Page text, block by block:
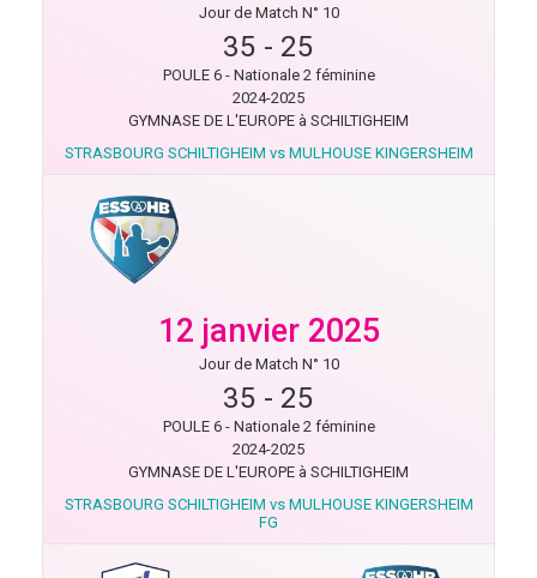
Jour de Match N° 10
35 - 25
POULE 6 - Nationale 2 féminine
2024-2025
GYMNASE DE L'EUROPE à SCHILTIGHEIM
STRASBOURG SCHILTIGHEIM vs MULHOUSE KINGERSHEIM
12 janvier 2025
Jour de Match N° 10
35 - 25
POULE 6 - Nationale 2 féminine
2024-2025
GYMNASE DE L'EUROPE à SCHILTIGHEIM
STRASBOURG SCHILTIGHEIM vs MULHOUSE KINGERSHEIM
FG